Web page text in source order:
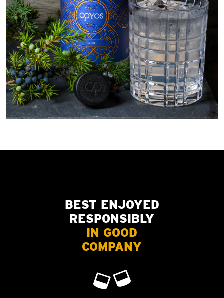
BEST ENJOYED
RESPONSIBLY
IN GOOD
COMPANY